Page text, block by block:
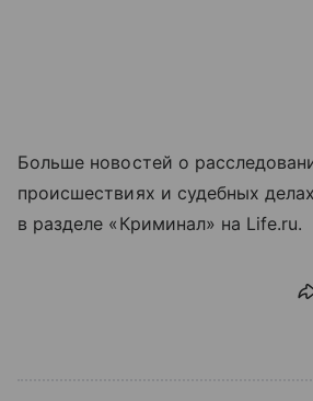
Больше новостей о
происшествиях и судебных
в разделе «Криминал» на Life.ru.